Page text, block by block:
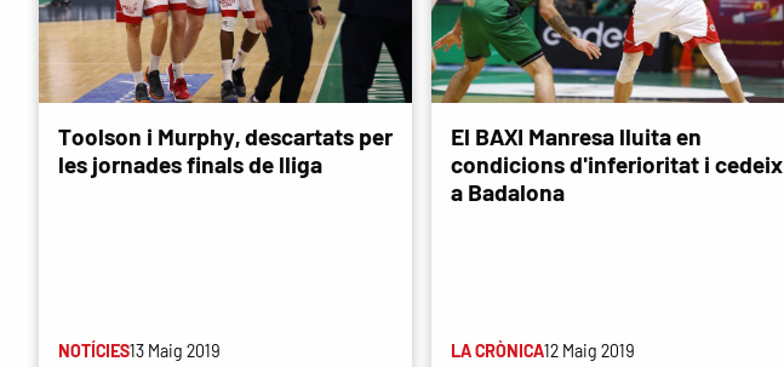
Toolson i Murphy, descartats per
les jornades finals de lliga
NOTÍCIES13 Maig 2019
El BAXI Manresa lluita en
condicions d'inferioritat i cedeix
a Badalona
LA CRÒNICA12 Maig 2019